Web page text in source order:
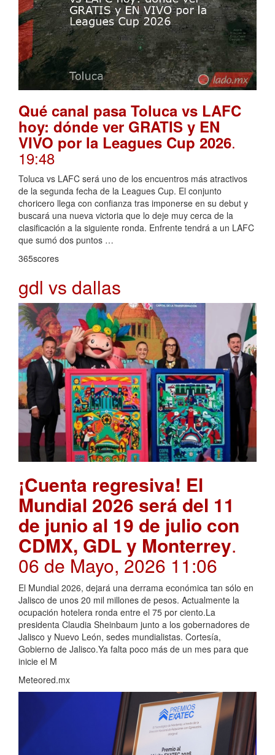
Qué canal pasa Toluca vs LAFC
hoy: dónde ver GRATIS y EN
VIVO por la Leagues Cup 2026.
19:48
Toluca vs LAFC será uno de los encuentros más atractivos
de la segunda fecha de la Leagues Cup. El conjunto
choricero llega con confianza tras imponerse en su debut y
buscará una nueva victoria que lo deje muy cerca de la
clasificación a la siguiente ronda. Enfrente tendrá a un LAFC
que sumó dos puntos …
365scores
gdl vs dallas
¡Cuenta regresiva! El
Mundial 2026 será del 11
de junio al 19 de julio con
CDMX, GDL y Monterrey.
06 de Mayo, 2026 11:06
El Mundial 2026, dejará una derrama económica tan sólo en
Jalisco de unos 20 mil millones de pesos. Actualmente la
ocupación hotelera ronda entre el 75 por ciento.La
presidenta Claudia Sheinbaum junto a los gobernadores de
Jalisco y Nuevo León, sedes mundialistas. Cortesía,
Gobierno de Jalisco.Ya falta poco más de un mes para que
inicie el M
Meteored.mx